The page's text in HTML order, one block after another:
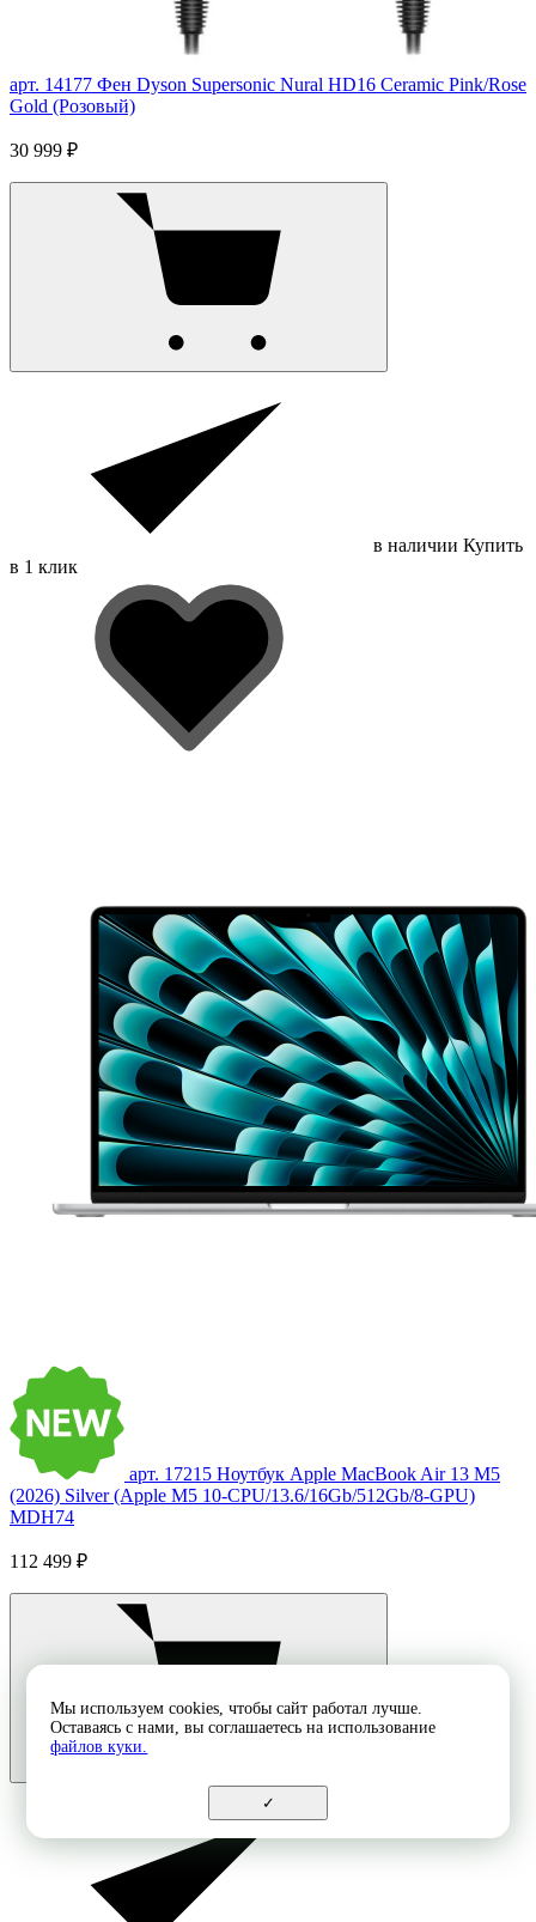
арт. 14177 Фен Dyson Supersonic Nural HD16 Ceramic Pink/Rose
Gold (Розовый)
30 999 ₽
в наличии Купить
в 1 клик
арт. 17215 Ноутбук Apple MacBook Air 13 M5
(2026) Silver (Apple M5 10-CPU/13.6/16Gb/512Gb/8-GPU)
MDH74
112 499 ₽
Мы используем cookies, чтобы сайт работал лучше.
Оставаясь с нами, вы соглашаетесь на использование
файлов куки.
✓